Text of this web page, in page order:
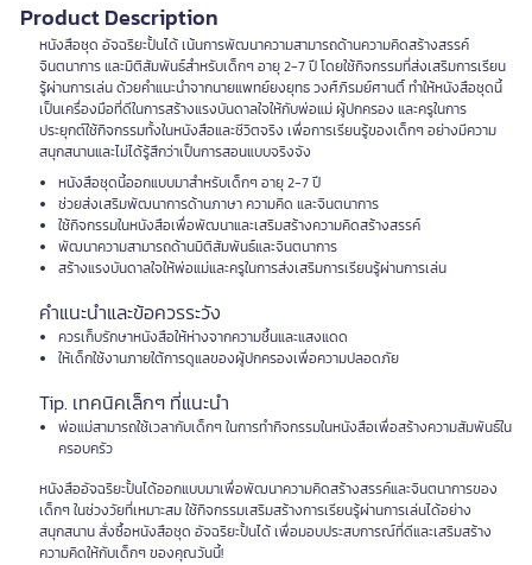
Product Description
หนังสือชุด อัจฉริยะปั้นได้ เน้นการพัฒนาความสามารถด้านความคิดสร้างสรรค์
จินตนาการ และมิติสัมพันธ์สำหรับเด็กๆ อายุ 2-7 ปี โดยใช้กิจกรรมที่ส่งเสริมการเรียน
รู้ผ่านการเล่น ด้วยคำแนะนำจากนายแพทย์ยงยุทธ วงศ์ภิรมย์ศานติ์ ทำให้หนังสือชุดนี้
เป็นเครื่องมือที่ดีในการสร้างแรงบันดาลใจให้กับพ่อแม่ ผู้ปกครอง และครูในการ
ประยุกต์ใช้กิจกรรมทั้งในหนังสือและชีวิตจริง เพื่อการเรียนรู้ของเด็กๆ อย่างมีความ
สนุกสนานและไม่ได้รู้สึกว่าเป็นการสอนแบบจริงจัง
หนังสือชุดนี้ออกแบบมาสำหรับเด็กๆ อายุ 2-7 ปี
ช่วยส่งเสริมพัฒนาการด้านภาษา ความคิด และจินตนาการ
ใช้กิจกรรมในหนังสือเพื่อพัฒนาและเสริมสร้างความคิดสร้างสรรค์
พัฒนาความสามารถด้านมิติสัมพันธ์และจินตนาการ
สร้างแรงบันดาลใจให้พ่อแม่และครูในการส่งเสริมการเรียนรู้ผ่านการเล่น
คำแนะนำและข้อควรระวัง
ควรเก็บรักษาหนังสือให้ห่างจากความชื้นและแสงแดด
ให้เด็กใช้งานภายใต้การดูแลของผู้ปกครองเพื่อความปลอดภัย
Tip. เทคนิคเล็กๆ ที่แนะนำ
พ่อแม่สามารถใช้เวลากับเด็กๆ ในการทำกิจกรรมในหนังสือเพื่อสร้างความสัมพันธ์ใน
ครอบครัว
หนังสืออัจฉริยะปั้นได้ออกแบบมาเพื่อพัฒนาความคิดสร้างสรรค์และจินตนาการของ
เด็กๆ ในช่วงวัยที่เหมาะสม ใช้กิจกรรมเสริมสร้างการเรียนรู้ผ่านการเล่นได้อย่าง
สนุกสนาน สั่งซื้อหนังสือชุด อัจฉริยะปั้นได้ เพื่อมอบประสบการณ์ที่ดีและเสริมสร้าง
ความคิดให้กับเด็กๆ ของคุณวันนี้!